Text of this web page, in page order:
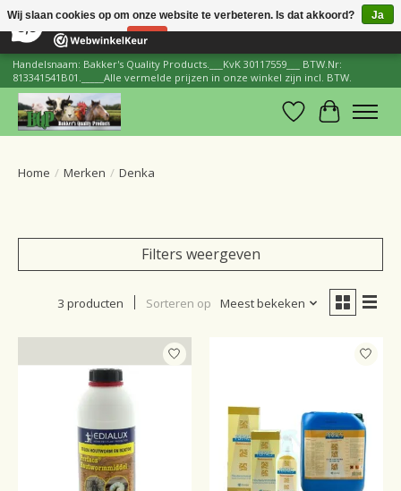
206 Reviews ×
Handelsnaam: Bakker's Quality Products.___KvK 30117559___ BTW.Nr:
813341541B01._____Alle vermelde prijzen in onze winkel zijn incl. BTW.
Verlanglijst
Home / Merken / Denka
Filters weergeven
3 producten Sorteren op Meest bekeken
Wij slaan cookies op om onze website te verbeteren. Is dat akkoord?
Ja
Nee